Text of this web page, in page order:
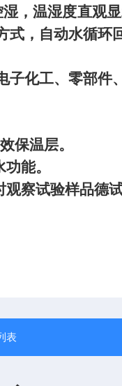
，温湿度直观
式，自动水循环
化工、零部件
保温层。
能。
观察试验样品德试
表